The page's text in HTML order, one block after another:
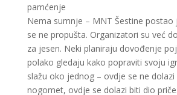
pamćenje
Nema sumnje – MNT Šestine
se ne propušta. Organizatori su već
za jesen. Neki planiraju dovođenje
polako gledaju kako popraviti svoju
slažu oko jednog – ovdje se ne
nogomet, ovdje se dolazi biti dio priče.